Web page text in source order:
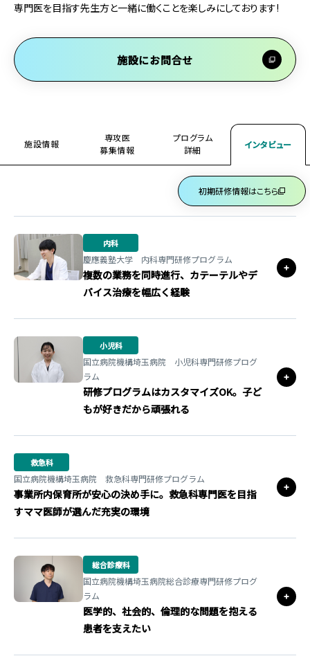
専門医を目指す先生方と一緒に働くことを楽しみにしております!
施設にお問合せ
施設情報
専攻医
募集情報
プログラム
詳細
インタビュー
初期研修情報はこちら
内科
慶應義塾大学 内科専門研修プログラム
複数の業務を同時進行、カテーテルやデ
バイス治療を幅広く経験
小児科
国立病院機構埼玉病院 小児科専門研修プログ
ラム
研修プログラムはカスタマイズOK。子ど
もが好きだから頑張れる
救急科
国立病院機構埼玉病院 救急科専門研修プログラム
事業所内保育所が安心の決め手に。救急科専門医を目指
すママ医師が選んだ充実の環境
総合診療科
国立病院機構埼玉病院総合診療専門研修プログ
ラム
医学的、社会的、倫理的な問題を抱える
患者を支えたい